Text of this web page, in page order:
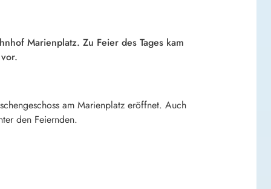
Marienplatz. Zu Feier des Tages kam
am Marienplatz eröffnet. Auch
den Feiernden.